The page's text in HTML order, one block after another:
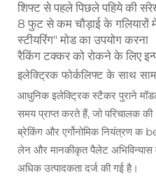
शिफ्ट से पहले पिछले पहिये की
8 फुट से कम चौड़ाई के गलियारों
स्टीयरिंग" मोड का उपयोग करना
रैकिंग टक्कर को रोकने के लिए
इलेक्ट्रिक फोर्कलिफ्ट के साथ
आधुनिक इलेक्ट्रिक स्टैकर पुराने
समय प्राप्त करते हैं, जो परिचालक
ब्रेकिंग और एर्गोनोमिक नियंत्रण क
लेन और मानकीकृत पैलेट अभिविन्यास
अधिक उत्पादकता दर्ज की गई है।